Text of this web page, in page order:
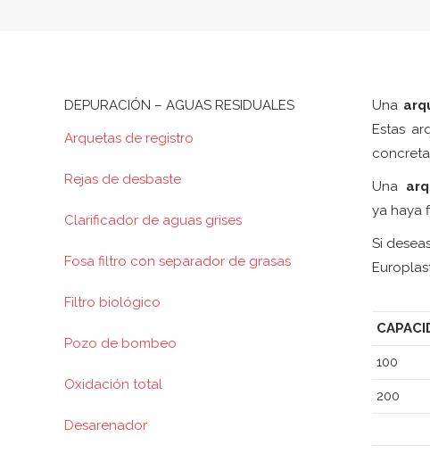
Una
Estas
Una
ya haya
Si
100
200
DEPURACIÓN – AGUAS RESIDUALES
Arquetas de registro
Rejas de desbaste
Clarificador de aguas grises
Fosa filtro con separador de grasas
Filtro biológico
Pozo de bombeo
Oxidación total
Desarenador